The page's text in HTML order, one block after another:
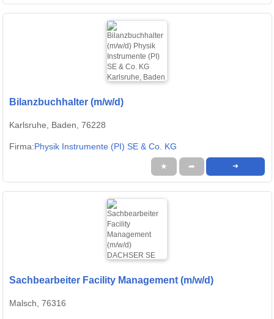
Bilanzbuchhalter (m/w/d)
Karlsruhe, Baden, 76228
Firma:Physik Instrumente (PI) SE & Co. KG
★ ➦ ➜
Sachbearbeiter Facility Management (m/w/d)
Malsch, 76316